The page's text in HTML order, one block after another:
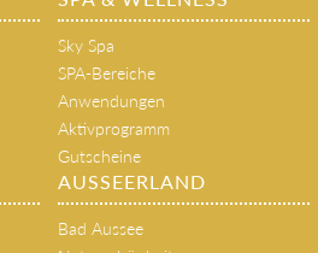
SPA & WELLNESS
Sky Spa
SPA-Bereiche
Anwendungen
Aktivprogramm
AUSSEERLAND